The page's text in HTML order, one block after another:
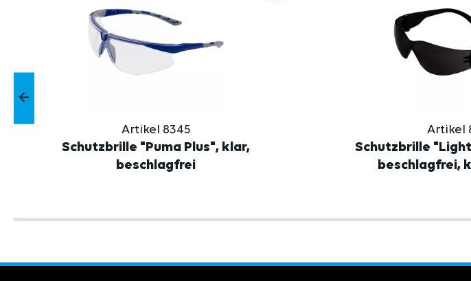
Artikel 8345
Schutzbrille "Puma Plus", klar,
beschlagfrei
Artikel
Schutzbrille
beschlagfrei,